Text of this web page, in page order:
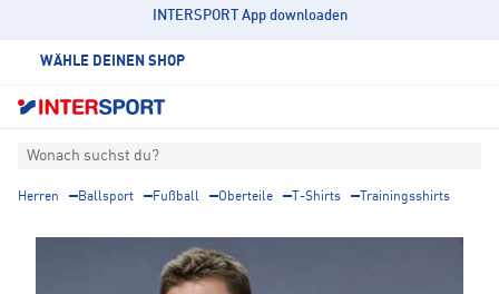
INTERSPORT App downloaden
WÄHLE DEINEN SHOP
Wonach suchst du?
Herren Ballsport Fußball Oberteile T-Shirts Trainingsshirts